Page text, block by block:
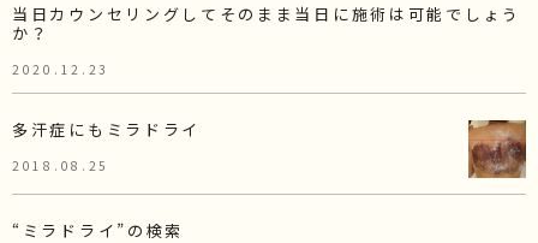
当日カウンセリングしてそのまま当日に施術は可能でしょう
か？
2020.12.23
多汗症にもミラドライ
2018.08.25
“ミラドライ”の検索